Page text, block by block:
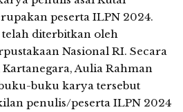
peserta ILPN 2024.
diterbitkan oleh
Nasional RI. Secara
Aulia Rahman
buku karya tersebut
penulis/peserta ILPN 2024